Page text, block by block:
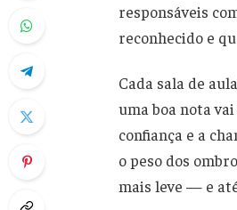
responsáveis
reconhecido e
Cada sala de
uma boa nota
confiança e a
o peso dos
mais leve — e